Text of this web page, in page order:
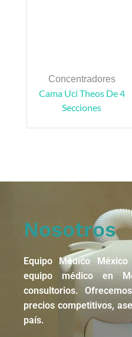
Concentradores
Cama Uci Theos De 4
Secciones
Nosotros
Equipo Médico
equipo médico en
consultorios.
precios competitivos,
país.